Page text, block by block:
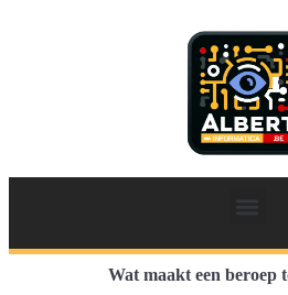
Wat maakt een beroep